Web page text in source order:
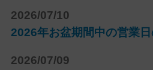
2026/07/10
2026年お盆期間中の営業
2026/07/09